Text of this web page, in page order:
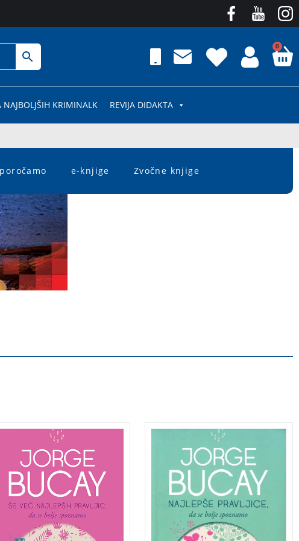
0
NAJBOLJŠIH KRIMINALK REVIJA DIDAKTA
e-knjige Zvočne knjige
Še sedem klasičnih
pravljic v Bucayevi
preobleki – z
ekskluzivnim uvodom!
»Sloviti stavek, s katerim se
začenjajo pravljice, Nekoč
pred davnimi časi, me
S pravljicami spoznajte
sebe
Klasične pravljice že več
rodov spremljajo več
milijonov deklic in dečkov
po vsem svetu. Toda tudi
ko odrastemo, pravi Jorge